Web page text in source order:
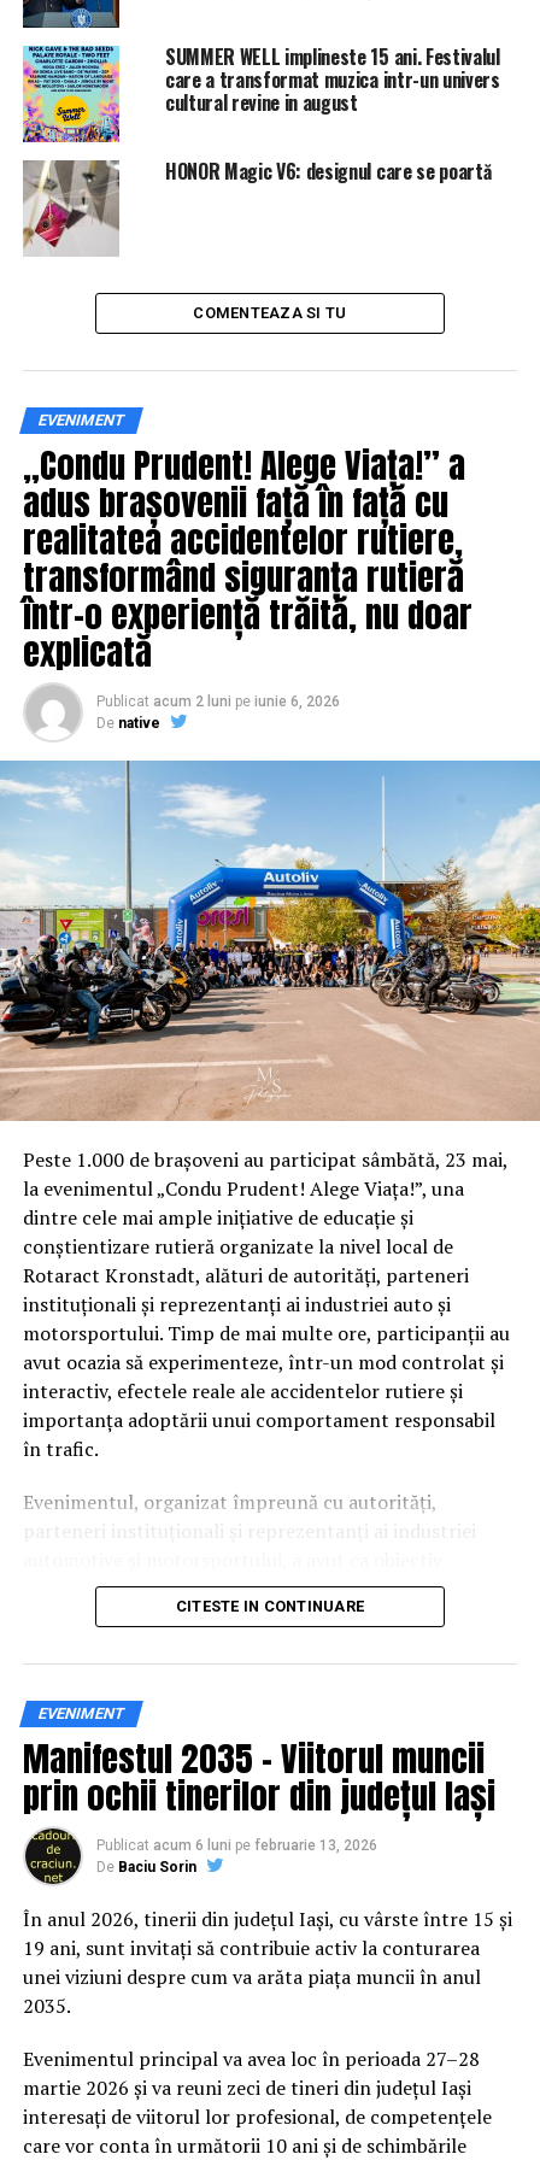
numele Cesar Altieri Randazzo, unde apar fotografii şi
înregistrări video cu el la diverse manifestaţii în favoarea
preşedintelui Trump. În reţeaua LinkedIn, Sayoc se
prezintă ca promotor, agent artistic şi proprietar de
spectacole de divertisment în direct şi student la
medicină veterinară
IasiAZI.ro
Florin Călinescu șterge pe jos cu Liviu Dragnea și
Tudorel Toader | IasiAZI.ro
SUMMER WELL implineste 15 ani. Festivalul
care a transformat muzica intr-un univers
cultural revine in august
HONOR Magic V6: designul care se poartă
COMENTEAZA SI TU
EVENIMENT
„Condu Prudent! Alege Viața!” a
adus brașovenii față în față cu
realitatea accidentelor rutiere,
transformând siguranța rutieră
într-o experiență trăită, nu doar
explicată
Publicat acum 2 luni pe iunie 6, 2026
De native
Peste 1.000 de brașoveni au participat sâmbătă, 23 mai,
la evenimentul „Condu Prudent! Alege Viața!”, una
dintre cele mai ample inițiative de educație și
conștientizare rutieră organizate la nivel local de
Rotaract Kronstadt, alături de autorități, parteneri
instituționali și reprezentanți ai industriei auto și
motorsportului. Timp de mai multe ore, participanții au
avut ocazia să experimenteze, într-un mod controlat și
interactiv, efectele reale ale accidentelor rutiere și
importanța adoptării unui comportament responsabil
în trafic.
Evenimentul, organizat împreună cu autorități,
parteneri instituționali și reprezentanți ai industriei
principal transformarea prevenției într-o experiență
practică și accesibilă publicului larg.
Siguranța rutieră, adusă mai
aproape de comunitate
Datele privind accidentele rutiere din România continuă
să evidențieze necesitatea unor inițiative de educație și
prevenție. În 2025, peste 3.000 de persoane au fost
rănite grav în accidente rutiere, iar mai mult de 1.300 și-
au pierdut viața pe șoselele din țară.
În acest context, campania „Condu Prudent! Alege
Viața!” își propune să transforme informația teoretică
într-o experiență directă, prin simulări și demonstrații
care îi ajută pe participanți să înțeleagă concret
impactul deciziilor luate în trafic.
CITESTE IN CONTINUARE
EVENIMENT
Manifestul 2035 – Viitorul muncii
prin ochii tinerilor din județul Iași
Publicat acum 6 luni pe februarie 13, 2026
De Baciu Sorin
În anul 2026, tinerii din județul Iași, cu vârste între 15 și
19 ani, sunt invitați să contribuie activ la conturarea
unei viziuni despre cum va arăta piața muncii în anul
2035.
Evenimentul principal va avea loc în perioada 27–28
martie 2026 și va reuni zeci de tineri din județul Iași
interesați de viitorul lor profesional, de competențele
care vor conta în următorii 10 ani și de schimbările